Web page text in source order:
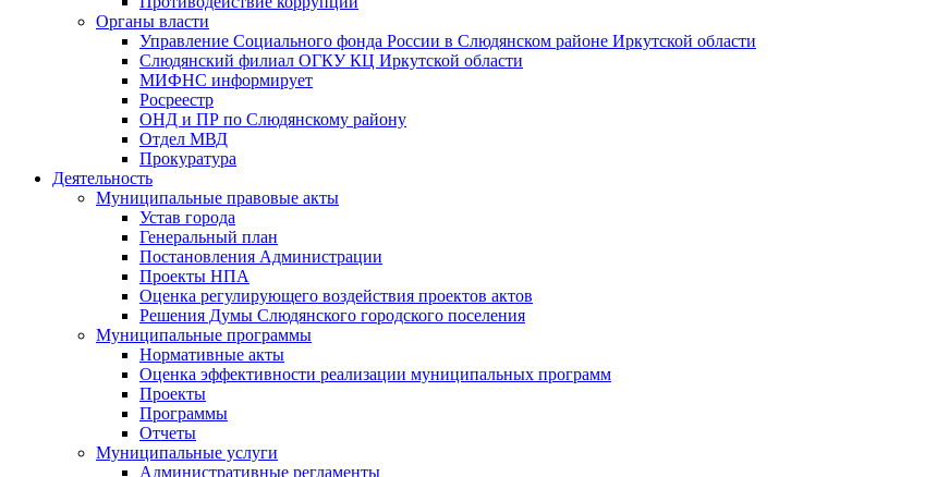
Органы власти
Управление Социального фонда России в Слюдянском районе Иркутской области
Слюдянский филиал ОГКУ КЦ Иркутской области
МИФНС информирует
Росреестр
ОНД и ПР по Слюдянскому району
Отдел МВД
Прокуратура
Деятельность
Муниципальные правовые акты
Устав города
Генеральный план
Постановления Администрации
Проекты НПА
Оценка регулирующего воздействия проектов актов
Решения Думы Слюдянского городского поселения
Муниципальные программы
Нормативные акты
Оценка эффективности реализации муниципальных программ
Проекты
Программы
Отчеты
Муниципальные услуги
Административные регламенты